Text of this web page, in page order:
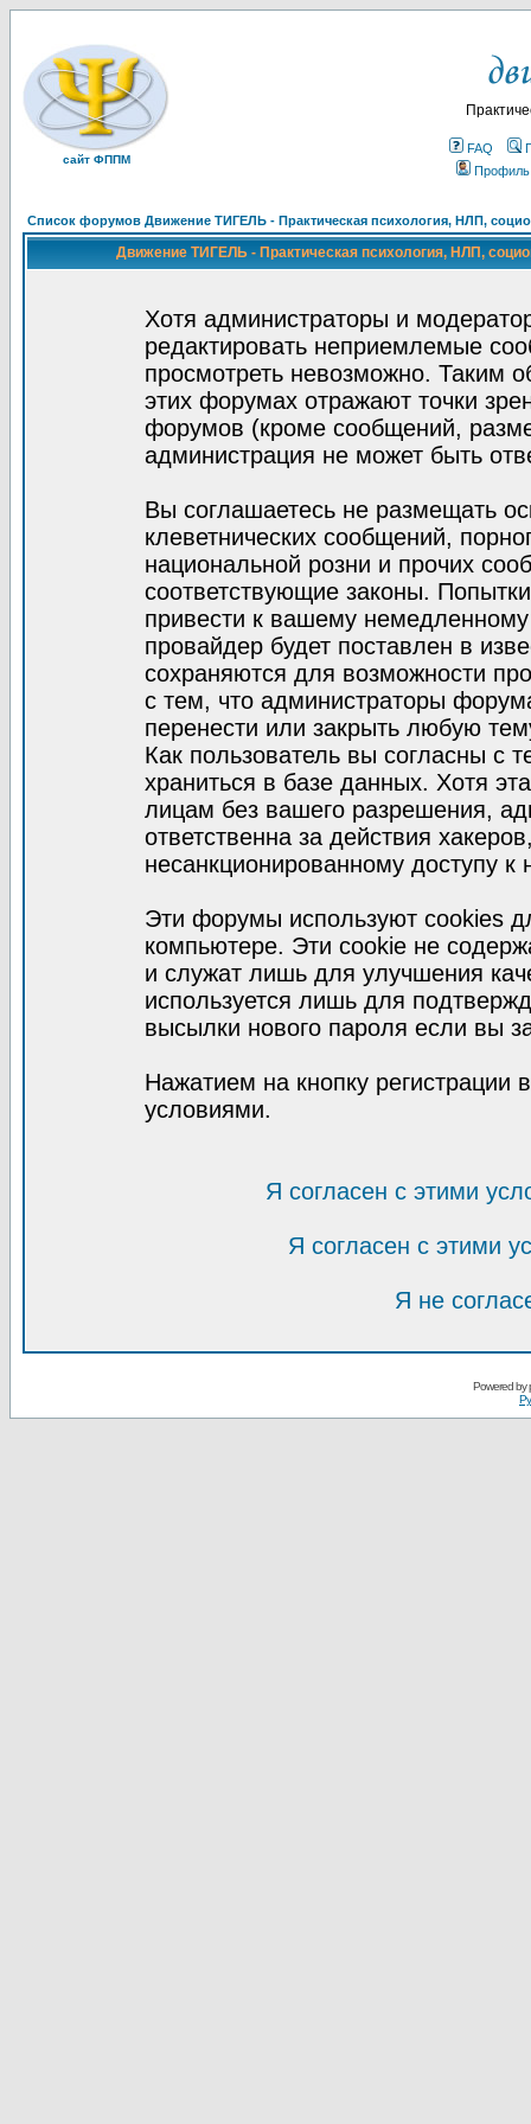
сайт ФППМ
FAQ
Профиль
Список форумов Движение ТИГЕЛЬ - Практическая психология, НЛП,
Движение ТИГЕЛЬ - Практическая психология, НЛП,
Хотя администраторы и
редактировать неприемлемые
просмотреть невозможно. Таким
этих форумах отражают точки
форумов (кроме сообщений,
администрация не может быть
Вы соглашаетесь не размещать
клеветнических сообщений,
национальной розни и прочих
соответствующие законы.
привести к вашему
провайдер будет поставлен в
сохраняются для возможности
с тем, что администраторы
перенести или закрыть любую
Как пользователь вы согласны с
храниться в базе данных. Хотя
лицам без вашего разрешения,
ответственна за действия
несанкционированному доступу к
Эти форумы используют cookies
компьютере. Эти cookie не
и служат лишь для улучшения
используется лишь для
высылки нового пароля если вы
Нажатием на кнопку регистрации
условиями.
Я согласен с этими
Я согласен с этими
Я не
Powered by